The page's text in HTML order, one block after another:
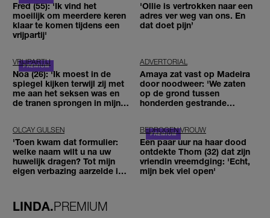
Fred (55): 'Ik vind het
moeilijk om meerdere keren
klaar te komen tijdens een
vrijpartij'
'Ollie is vertrokken naar een
adres ver weg van ons. En
dat doet pijn’
VRIJPARTIJ
Noa (26): 'Ik moest in de
spiegel kijken terwijl zij met
me aan het seksen was en
de tranen sprongen in mijn
ADVERTORIAL
Amaya zat vast op Madeira
door noodweer: 'We zaten
op de grond tussen
honderden gestrande
OLCAY GULSEN
'Toen kwam dat formulier:
welke naam wilt u na uw
huwelijk dragen? Tot mijn
eigen verbazing aarzelde ik
BEDROGEN VROUW
Een paar uur na haar dood
ontdekte Thom (32) dat zijn
vriendin vreemdging: 'Echt,
mijn bek viel open'
LINDA.PREMIUM